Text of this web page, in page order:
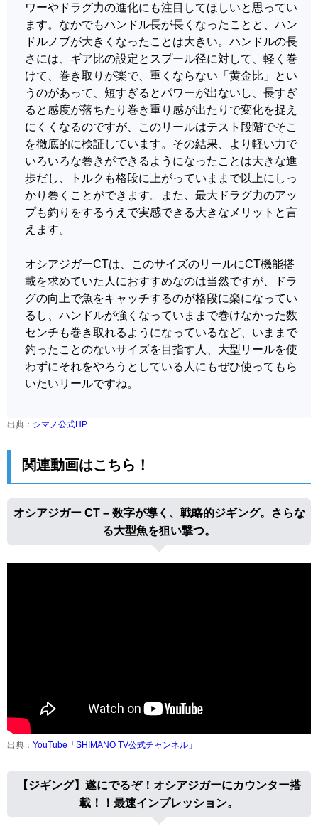
ワーやドラグ力の進化にも注目してほしいと思ってい
ます。なかでもハンドル長が長くなったことと、ハン
ドルノブが大きくなったことは大きい。ハンドルの長
さには、ギア比の設定とスプール径に対して、軽く巻
けて、巻き取りが楽で、重くならない「黄金比」とい
うのがあって、短すぎるとパワーが出ないし、長すぎ
ると感度が落ちたり巻き重り感が出たりで変化を捉え
にくくなるのですが、このリールはテスト段階でそこ
を徹底的に検証しています。その結果、より軽い力で
いろいろな巻きができるようになったことは大きな進
歩だし、トルクも格段に上がっていままで以上にしっ
かり巻くことができます。また、最大ドラグ力のアッ
プも釣りをするうえで実感できる大きなメリットと言
えます。
オシアジガーCTは、このサイズのリールにCT機能搭
載を求めていた人におすすめなのは当然ですが、ドラ
グの向上で魚をキャッチするのが格段に楽になってい
るし、ハンドルが強くなっていままで巻けなかった数
センチも巻き取れるようになっているなど、いままで
釣ったことのないサイズを目指す人、大型リールを使
わずにそれをやろうとしている人にもぜひ使ってもら
いたいリールですね。
出典： シマノ公式HP
関連動画はこちら！
オシアジガー CT – 数字が導く、戦略的ジギング。さらな
る大型魚を狙い撃つ。
出典： YouTube「SHIMANO TV公式チャンネル」
【ジギング】遂にでるぞ！オシアジガーにカウンター搭
載！！最速インプレッション。